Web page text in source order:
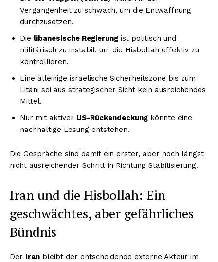
Vergangenheit zu schwach, um die Entwaffnung
durchzusetzen.
Die libanesische Regierung ist politisch und
militärisch zu instabil, um die Hisbollah effektiv zu
kontrollieren.
Eine alleinige israelische Sicherheitszone bis zum
Litani sei aus strategischer Sicht kein ausreichendes
Mittel.
Nur mit aktiver US-Rückendeckung könnte eine
nachhaltige Lösung entstehen.
Die Gespräche sind damit ein erster, aber noch längst
nicht ausreichender Schritt in Richtung Stabilisierung.
Iran und die Hisbollah: Ein
geschwächtes, aber gefährliches
Bündnis
Der Iran bleibt der entscheidende externe Akteur im